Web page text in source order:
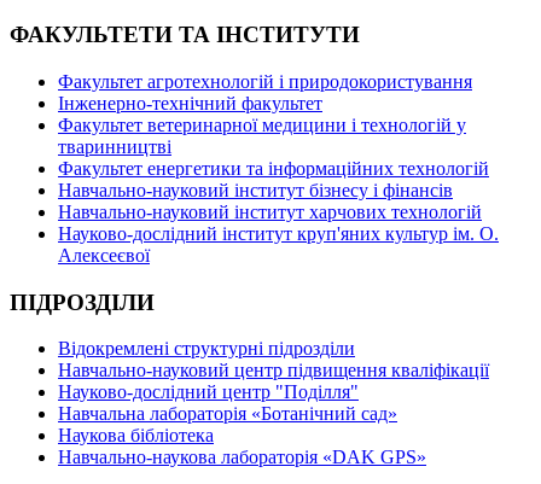
ФАКУЛЬТЕТИ ТА ІНСТИТУТИ
Факультет агротехнологій і природокористування
Інженерно-технічний факультет
Факультет ветеринарної медицини і технологій у
тваринництві
Факультет енергетики та інформаційних технологій
Навчально-науковий інститут бізнесу і фінансів
Навчально-науковий інститут харчових технологій
Науково-дослідний інститут круп'яних культур ім. О.
Алексеєвої
ПІДРОЗДІЛИ
Відокремлені структурні підрозділи
Навчально-науковий центр підвищення кваліфікації
Науково-дослідний центр "Поділля"
Навчальна лабораторія «Ботанічний сад»
Наукова бібліотека
Навчально-наукова лабораторія «DAK GPS»